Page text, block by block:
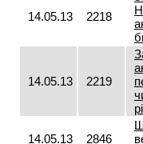
14.05.13 2218
14.05.13 2219
14.05.13 2846